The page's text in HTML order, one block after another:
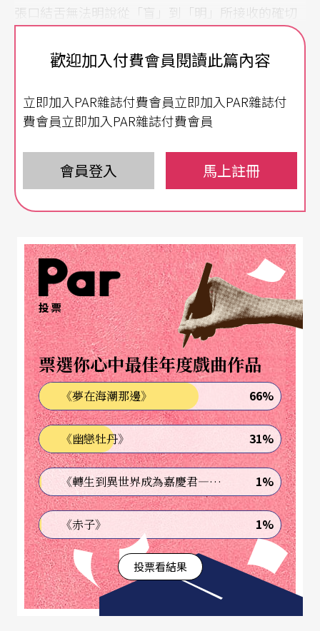
張口結舌無法明說從「盲」到「明」所接收的確切
有眼無珠的心情，緊接著播放了一段口述影像旁
在二○○二年成立口述影像發展協會前，趙雅麗就
投身該領域，從學界建構理論基礎，拓展了「傳
播」的視野，她認為傳播不只為多數人服務，應為
所有人服務，故邊緣族群的需求亦不容忽視。簡單
語或文字敘述，為視障者傳遞影像訊息，協助他們
克服生活、學習和就業環境中各種影像障礙的技
術。趙雅麗以影視節目為例，指出在不干擾正常節
目的聲音訊息和對白的情況下，口述影像師的工作
是將靜默的訊息，如空間布景、人物表情、動作
等，用語言加以解說、描述。目前口述影像已應用
於電視、電影、展覽、表演藝術演出等。
「看見」與「知道」之間 如何彌補落差？
「明眼人的盲點就在於看得見。」趙雅麗說。觀看
存在歧異，約翰．柏格（John Berger）在《觀看的
方式》中清楚地昭示了這點，他說：「藉由觀看，
我們確定自己置身於周遭世界當中；我們用言語解
釋這個世界，但言語永遠無法還原這個事實：世界
包圍著我們。我們看到的世界與我們知道的世界，
歡迎加入付費會員閱讀此篇內容
立即加入PAR雜誌付費會員立即加入PAR雜誌付
費會員立即加入PAR雜誌付費會員
會員登入 馬上註冊
投票
票選你心中最佳年度戲曲作品
《夢在海潮那邊》 66%
《幽戀牡丹》 31%
《轉生到異世界成為嘉慶君—發現我的祖先是詐騙集團!?》 1%
《赤子》 1%
投票看結果